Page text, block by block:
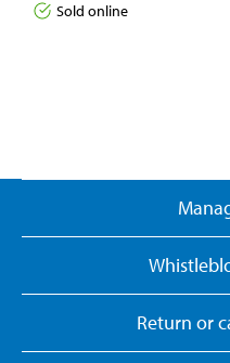
Sold online
Return or